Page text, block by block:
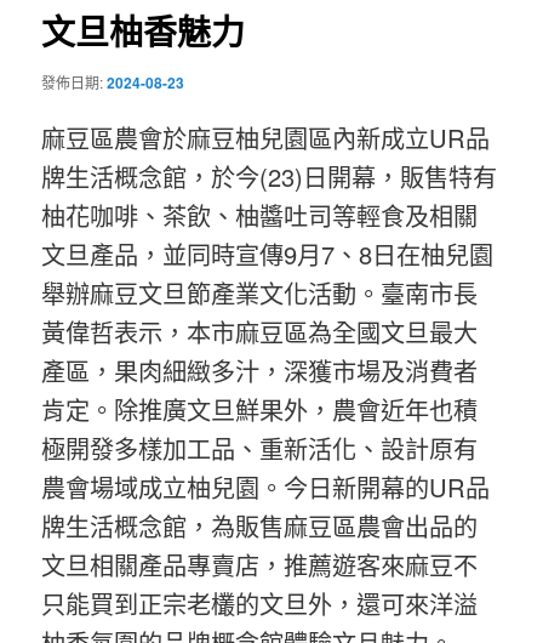
文旦柚香魅力
發佈日期:2024-08-23
麻豆區農會於麻豆柚兒園區內新成立UR品
牌生活概念館，於今(23)日開幕，販售特有
柚花咖啡、茶飲、柚醬吐司等輕食及相關
文旦產品，並同時宣傳9月7、8日在柚兒園
舉辦麻豆文旦節產業文化活動。臺南市長
黃偉哲表示，本市麻豆區為全國文旦最大
產區，果肉細緻多汁，深獲市場及消費者
肯定。除推廣文旦鮮果外，農會近年也積
極開發多樣加工品、重新活化、設計原有
農會場域成立柚兒園。今日新開幕的UR品
牌生活概念館，為販售麻豆區農會出品的
文旦相關產品專賣店，推薦遊客來麻豆不
只能買到正宗老欉的文旦外，還可來洋溢